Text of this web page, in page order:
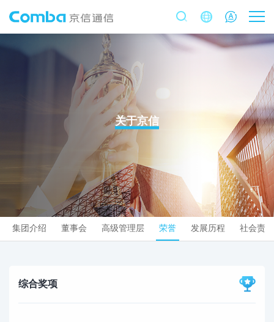
关于京信
集团介绍 董事会 高级管理层 荣誉 发展历程 社会责任
综合奖项